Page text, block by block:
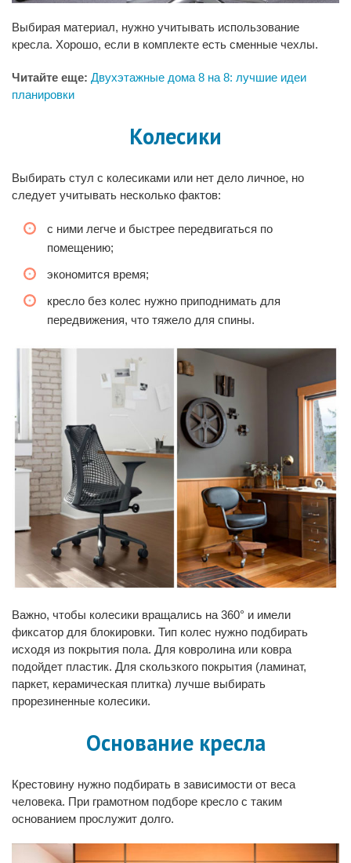
Выбирая материал, нужно учитывать использование
кресла. Хорошо, если в комплекте есть сменные чехлы.
Читайте еще: Двухэтажные дома 8 на 8: лучшие идеи
планировки
Колесики
Выбирать стул с колесиками или нет дело личное, но
следует учитывать несколько фактов:
с ними легче и быстрее передвигаться по
помещению;
экономится время;
кресло без колес нужно приподнимать для
передвижения, что тяжело для спины.
Важно, чтобы колесики вращались на 360° и имели
фиксатор для блокировки. Тип колес нужно подбирать
исходя из покрытия пола. Для ковролина или ковра
подойдет пластик. Для скользкого покрытия (ламинат,
паркет, керамическая плитка) лучше выбирать
прорезиненные колесики.
Основание кресла
Крестовину нужно подбирать в зависимости от веса
человека. При грамотном подборе кресло с таким
основанием прослужит долго.